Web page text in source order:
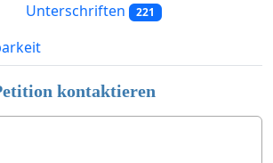
Unterschriften 221
kontaktieren